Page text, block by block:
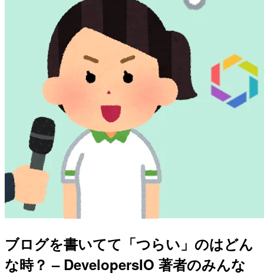
ブログを書いてて「つらい」のはどん
な時？ – DevelopersIO 著者のみんな